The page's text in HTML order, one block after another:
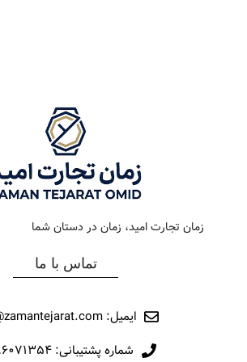
کلاسیک
رفرانس 314
جنس بند
نوع ساعت
رفرانس
برند
زمان تجارت امید، زمان در دستان شما
تماس با ما
ایمیل: info@zamantejarat.com
شماره پشتیبانی: ۰۲۱۸۶۰۷۱۳۵۴